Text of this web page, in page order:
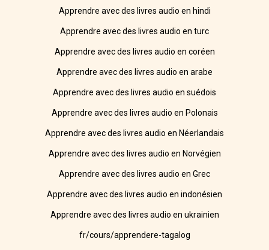
Apprendre avec des livres audio en hindi
Apprendre avec des livres audio en turc
Apprendre avec des livres audio en coréen
Apprendre avec des livres audio en arabe
Apprendre avec des livres audio en suédois
Apprendre avec des livres audio en Polonais
Apprendre avec des livres audio en Néerlandais
Apprendre avec des livres audio en Norvégien
Apprendre avec des livres audio en Grec
Apprendre avec des livres audio en indonésien
Apprendre avec des livres audio en ukrainien
fr/cours/apprendere-tagalog